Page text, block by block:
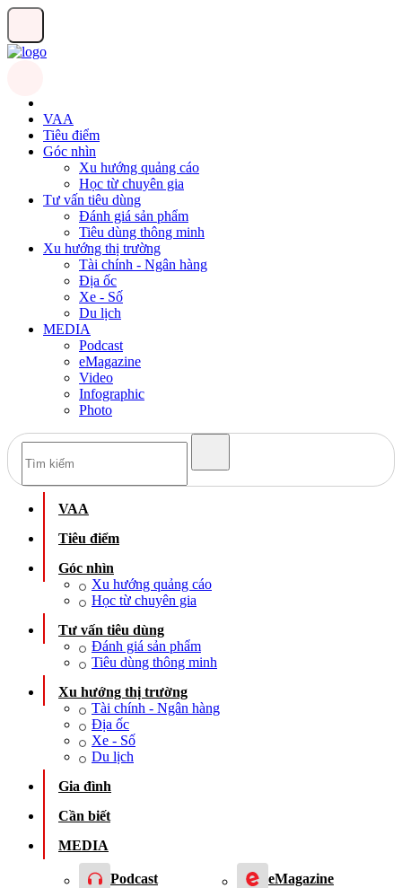
VAA
Tiêu điểm
Góc nhìn
Xu hướng quảng cáo
Học từ chuyên gia
Tư vấn tiêu dùng
Đánh giá sản phẩm
Tiêu dùng thông minh
Xu hướng thị trường
Tài chính - Ngân hàng
Địa ốc
Xe - Số
Du lịch
MEDIA
Podcast
eMagazine
Video
Infographic
Photo
VAA
Tiêu điểm
Góc nhìn
Xu hướng quảng cáo
Học từ chuyên gia
Tư vấn tiêu dùng
Đánh giá sản phẩm
Tiêu dùng thông minh
Xu hướng thị trường
Tài chính - Ngân hàng
Địa ốc
Xe - Số
Du lịch
Gia đình
Cần biết
MEDIA
Podcast eMagazine